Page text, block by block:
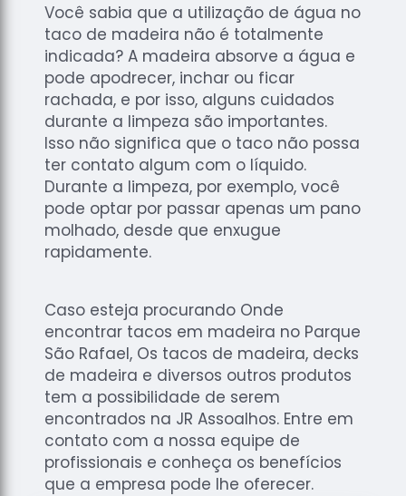
Você sabia que a utilização de água no
taco de madeira não é totalmente
indicada? A madeira absorve a água e
pode apodrecer, inchar ou ficar
rachada, e por isso, alguns cuidados
durante a limpeza são importantes.
Isso não significa que o taco não possa
ter contato algum com o líquido.
Durante a limpeza, por exemplo, você
pode optar por passar apenas um pano
molhado, desde que enxugue
rapidamente.
Caso esteja procurando Onde
encontrar tacos em madeira no Parque
São Rafael, Os tacos de madeira, decks
de madeira e diversos outros produtos
tem a possibilidade de serem
encontrados na JR Assoalhos. Entre em
contato com a nossa equipe de
profissionais e conheça os benefícios
que a empresa pode lhe oferecer.